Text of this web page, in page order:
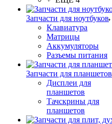
Запчасти для ноутбуков
Клавиатура
Матрицы
Аккумуляторы
Разъемы питания
Запчасти для планшетов
Дисплеи для
планшетов
Тачскрины для
планшетов